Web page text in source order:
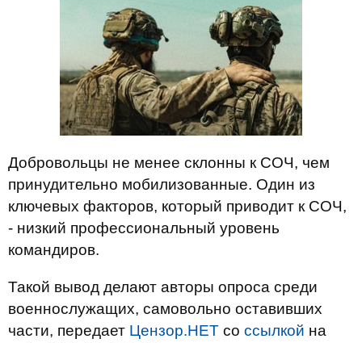
Добровольцы не менее склонны к СОЧ, чем
принудительно мобилизованные. Один из
ключевых факторов, который приводит к СОЧ,
- низкий профессиональный уровень
командиров.
Такой вывод делают авторы опроса среди
военнослужащих, самовольно оставивших
части, передает Цензор.НЕТ со ссылкой на